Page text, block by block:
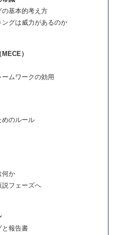
基本的考え方
グは威力があるのか
）
ムワークの効用
のルール
か
フェーズへ
報告書